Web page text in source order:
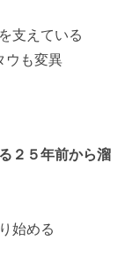
えている
も変異
２５年前から溜
める